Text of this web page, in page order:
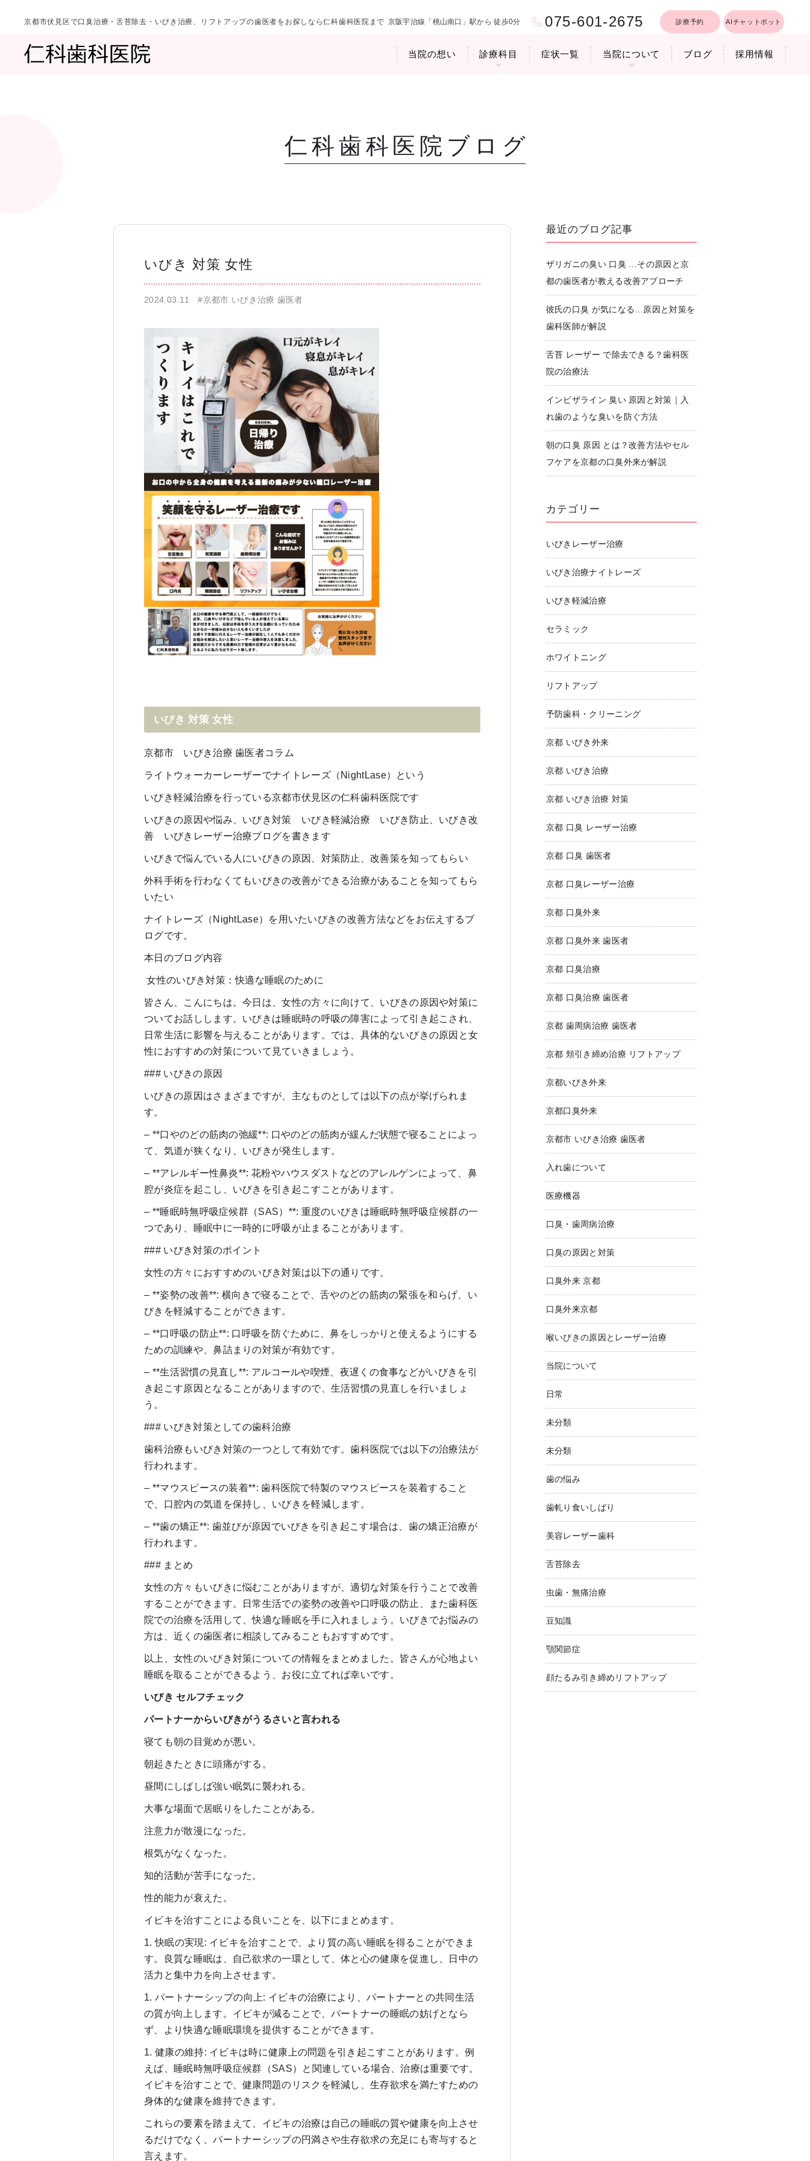
京都市伏見区で口臭治療・舌苔除去・いびき治療、リフトアップの歯医者をお探しなら仁科歯科医院まで 京阪宇治線「桃山南口」駅から 徒歩0分 075-601-2675 診療予約 AIチャットボット
当院の想い 診療科目
一般歯科・小児歯科 予防歯科・クリーニング
無痛治療 高齢者歯科・入れ歯
症状一覧 当院について
仁科歯科医院ブログ
ブログ 採用情報
仁科歯科医院ブログ
いびき 対策 女性
2024.03.11#京都市 いびき治療 歯医者
いびき 対策 女性
京都市 いびき治療 歯医者コラム
ライトウォーカーレーザーでナイトレーズ（NightLase）という
いびき軽減治療を行っている京都市伏見区の仁科歯科医院です
いびきの原因や悩み、いびき対策 いびき軽減治療 いびき防止、いびき改
善 いびきレーザー治療ブログを書きます
いびきで悩んでいる人にいびきの原因、対策防止、改善策を知ってもらい
外科手術を行わなくてもいびきの改善ができる治療があることを知ってもら
いたい
ナイトレーズ（NightLase）を用いたいびきの改善方法などをお伝えするブ
ログです。
本日のブログ内容
女性のいびき対策：快適な睡眠のために
皆さん、こんにちは。今日は、女性の方々に向けて、いびきの原因や対策に
ついてお話しします。いびきは睡眠時の呼吸の障害によって引き起こされ、
日常生活に影響を与えることがあります。では、具体的ないびきの原因と女
性におすすめの対策について見ていきましょう。
### いびきの原因
いびきの原因はさまざまですが、主なものとしては以下の点が挙げられま
す。
– **口やのどの筋肉の弛緩**: 口やのどの筋肉が緩んだ状態で寝ることによっ
て、気道が狭くなり、いびきが発生します。
– **アレルギー性鼻炎**: 花粉やハウスダストなどのアレルゲンによって、鼻
腔が炎症を起こし、いびきを引き起こすことがあります。
– **睡眠時無呼吸症候群（SAS）**: 重度のいびきは睡眠時無呼吸症候群の一
つであり、睡眠中に一時的に呼吸が止まることがあります。
### いびき対策のポイント
女性の方々におすすめのいびき対策は以下の通りです。
– **姿勢の改善**: 横向きで寝ることで、舌やのどの筋肉の緊張を和らげ、い
びきを軽減することができます。
– **口呼吸の防止**: 口呼吸を防ぐために、鼻をしっかりと使えるようにする
ための訓練や、鼻詰まりの対策が有効です。
– **生活習慣の見直し**: アルコールや喫煙、夜遅くの食事などがいびきを引
き起こす原因となることがありますので、生活習慣の見直しを行いましょ
う。
### いびき対策としての歯科治療
歯科治療もいびき対策の一つとして有効です。歯科医院では以下の治療法が
行われます。
– **マウスピースの装着**: 歯科医院で特製のマウスピースを装着すること
で、口腔内の気道を保持し、いびきを軽減します。
– **歯の矯正**: 歯並びが原因でいびきを引き起こす場合は、歯の矯正治療が
行われます。
### まとめ
女性の方々もいびきに悩むことがありますが、適切な対策を行うことで改善
することができます。日常生活での姿勢の改善や口呼吸の防止、また歯科医
院での治療を活用して、快適な睡眠を手に入れましょう。いびきでお悩みの
方は、近くの歯医者に相談してみることもおすすめです。
以上、女性のいびき対策についての情報をまとめました。皆さんが心地よい
睡眠を取ることができるよう、お役に立てれば幸いです。
いびき セルフチェック
パートナーからいびきがうるさいと言われる
寝ても朝の目覚めが悪い。
朝起きたときに頭痛がする。
昼間にしばしば強い眠気に襲われる。
大事な場面で居眠りをしたことがある。
注意力が散漫になった。
根気がなくなった。
知的活動が苦手になった。
性的能力が衰えた。
イビキを治すことによる良いことを、以下にまとめます。
1. 快眠の実現: イビキを治すことで、より質の高い睡眠を得ることができま
す。良質な睡眠は、自己欲求の一環として、体と心の健康を促進し、日中の
活力と集中力を向上させます。
1. パートナーシップの向上: イビキの治療により、パートナーとの共同生活
の質が向上します。イビキが減ることで、パートナーの睡眠の妨げとなら
ず、より快適な睡眠環境を提供することができます。
1. 健康の維持: イビキは時に健康上の問題を引き起こすことがあります。例
えば、睡眠時無呼吸症候群（SAS）と関連している場合、治療は重要です。
イビキを治すことで、健康問題のリスクを軽減し、生存欲求を満たすための
身体的な健康を維持できます。
これらの要素を踏まえて、イビキの治療は自己の睡眠の質や健康を向上させ
るだけでなく、パートナーシップの円満さや生存欲求の充足にも寄与すると
言えます。
最近のブログ記事
ザリガニの臭い 口臭 …その原因と京
都の歯医者が教える改善アプローチ
彼氏の口臭 が気になる…原因と対策を
歯科医師が解説
舌苔 レーザー で除去できる？歯科医
院の治療法
インビザライン 臭い 原因と対策｜入
れ歯のような臭いを防ぐ方法
朝の口臭 原因 とは？改善方法やセル
フケアを京都の口臭外来が解説
カテゴリー
いびきレーザー治療
いびき治療ナイトレーズ
いびき軽減治療
セラミック
ホワイトニング
リフトアップ
予防歯科・クリーニング
京都 いびき外来
京都 いびき治療
京都 いびき治療 対策
京都 口臭 レーザー治療
京都 口臭 歯医者
京都 口臭レーザー治療
京都 口臭外来
京都 口臭外来 歯医者
京都 口臭治療
京都 口臭治療 歯医者
京都 歯周病治療 歯医者
京都 頬引き締め治療 リフトアップ
京都いびき外来
京都口臭外来
京都市 いびき治療 歯医者
入れ歯について
医療機器
口臭・歯周病治療
口臭の原因と対策
口臭外来 京都
口臭外来京都
喉いびきの原因とレーザー治療
当院について
日常
未分類
未分類
歯の悩み
歯軋り食いしばり
美容レーザー歯科
舌苔除去
虫歯・無痛治療
豆知識
顎関節症
顔たるみ引き締めリフトアップ